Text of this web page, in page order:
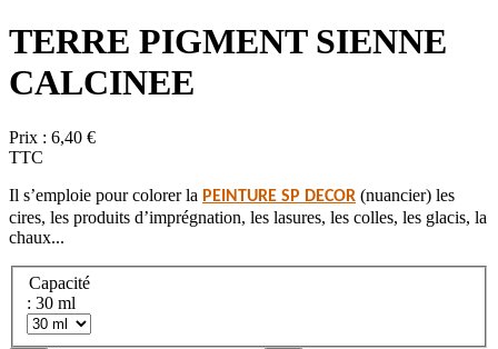
TERRE PIGMENT SIENNE
CALCINEE
Prix : 6,40 €
TTC
Il s’emploie pour colorer la PEINTURE SP DECOR (nuancier) les
cires, les produits d’imprégnation, les lasures, les colles, les glacis, la
chaux...
Capacité
: 30 ml